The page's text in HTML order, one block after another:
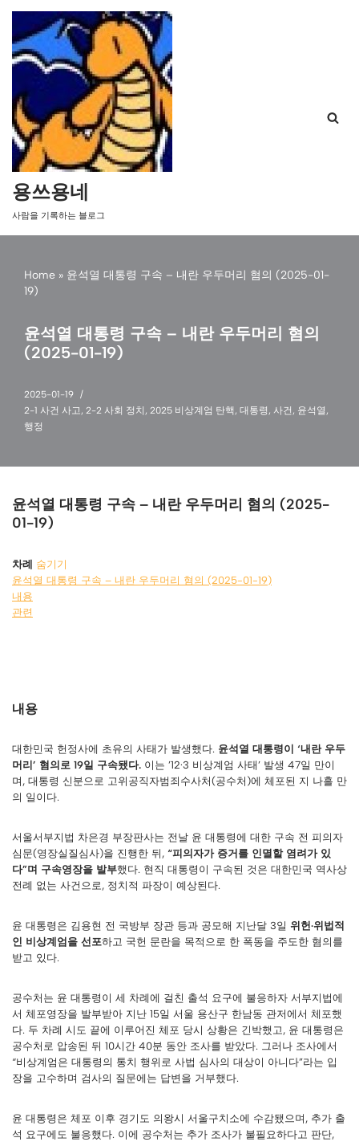
콘
텐
로
건
너
뛰
기
용쓰용네
사람을 기록하는 블로그
Home » 윤석열 대통령 구속 – 내란 우두머리 혐의 (2025-01-
19)
윤석열 대통령 구속 – 내란 우두머리 혐의
(2025-01-19)
2025-01-19
2-1 사건 사고, 2-2 사회 정치 , 2025 비상계엄 탄핵 , 대통령 , 사건 , 윤석열 ,
행정
윤석열 대통령 구속 – 내란 우두머리 혐의 (2025-
01-19)
차례
숨기기
윤석열 대통령 구속 – 내란 우두머리 혐의 (2025-01-19)
내용
관련
내용
대한민국 헌정사에 초유의 사태가 발생했다. 윤석열 대통령이 ‘내란 우두
머리’ 혐의로 19일 구속됐다. 이는 ’12·3 비상계엄 사태’ 발생 47일 만이
며, 대통령 신분으로 고위공직자범죄수사처(공수처)에 체포된 지 나흘 만
의 일이다.
서울서부지법 차은경 부장판사는 전날 윤 대통령에 대한 구속 전 피의자
심문(영장실질심사)을 진행한 뒤, “피의자가 증거를 인멸할 염려가 있
다”며 구속영장을 발부했다. 현직 대통령이 구속된 것은 대한민국 역사상
전례 없는 사건으로, 정치적 파장이 예상된다.
윤 대통령은 김용현 전 국방부 장관 등과 공모해 지난달 3일 위헌·위법적
인 비상계엄을 선포하고 국헌 문란을 목적으로 한 폭동을 주도한 혐의를
받고 있다.
공수처는 윤 대통령이 세 차례에 걸친 출석 요구에 불응하자 서부지법에
서 체포영장을 발부받아 지난 15일 서울 용산구 한남동 관저에서 체포했
다. 두 차례 시도 끝에 이루어진 체포 당시 상황은 긴박했고, 윤 대통령은
공수처로 압송된 뒤 10시간 40분 동안 조사를 받았다. 그러나 조사에서
“비상계엄은 대통령의 통치 행위로 사법 심사의 대상이 아니다”라는 입
장을 고수하며 검사의 질문에는 답변을 거부했다.
윤 대통령은 체포 이후 경기도 의왕시 서울구치소에 수감됐으며, 추가 출
석 요구에도 불응했다. 이에 공수처는 추가 조사가 불필요하다고 판단,